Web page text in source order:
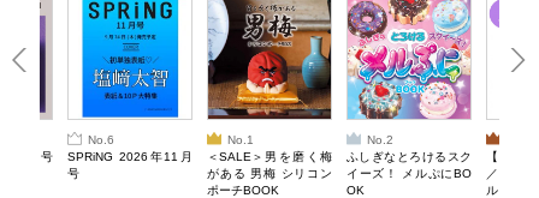
10月号
No.6
SPRiNG 2026年11月
号
No.1
＜SALE＞男を磨く梅
がある 男梅 シリコン
ポーチBOOK
No.2
ふしぎなとろけるスク
イーズ！ メルぷにBO
OK
【
／Lサ
ル）【